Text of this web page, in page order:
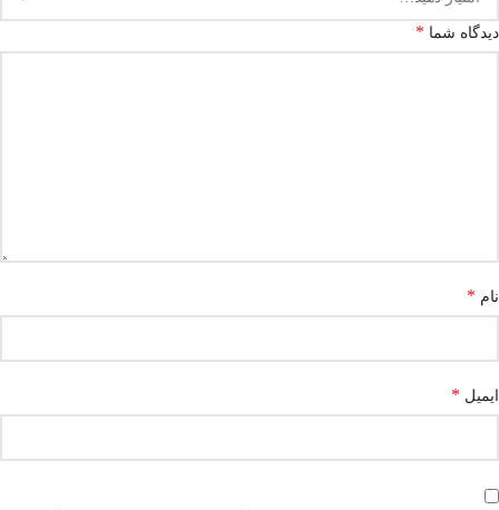
دیدگاه شما *
نام *
ایمیل *